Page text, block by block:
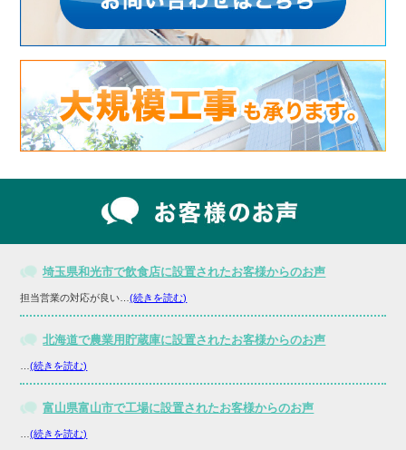
埼玉県和光市で飲食店に設置されたお客様からのお声
担当営業の対応が良い…(続きを読む)
北海道で農業用貯蔵庫に設置されたお客様からのお声
…(続きを読む)
富山県富山市で工場に設置されたお客様からのお声
…(続きを読む)